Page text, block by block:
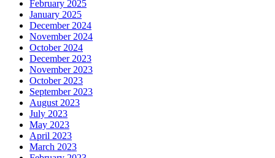
February 2025
January 2025
December 2024
November 2024
October 2024
December 2023
November 2023
October 2023
September 2023
August 2023
July 2023
May 2023
April 2023
March 2023